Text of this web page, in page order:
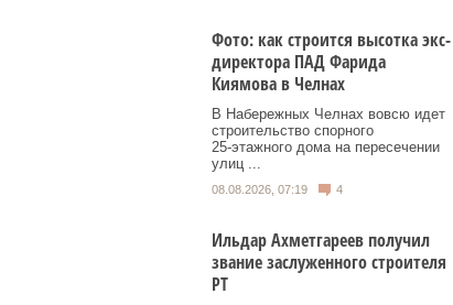
Фото: как строится высотка экс-
директора ПАД Фарида
Киямова в Челнах
В Набережных Челнах вовсю идет
строительство спорного
25‑этажного дома на пересечении
улиц ...
08.08.2026, 07:19 4
Ильдар Ахметгареев получил
звание заслуженного строителя
РТ